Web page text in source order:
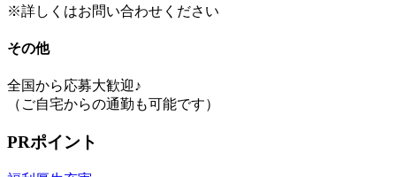
※詳しくはお問い合わせください
その他
全国から応募大歓迎♪
（ご自宅からの通勤も可能です）
PRポイント